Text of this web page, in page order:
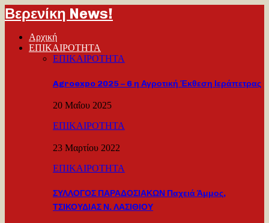
Βερενίκη News!
Αρχική
ΕΠΙΚΑΙΡΟΤΗΤΑ
ΕΠΙΚΑΙΡΟΤΗΤΑ
Agroexpo 2025 – 6 η Αγροτική Έκθεση Ιεράπετρας
20 Μαΐου 2025
ΕΠΙΚΑΙΡΟΤΗΤΑ
23 Μαρτίου 2022
ΕΠΙΚΑΙΡΟΤΗΤΑ
ΣΥΛΛΟΓΟΣ ΠΑΡΑΔΟΣΙΑΚΩΝ Παχειά Άμμος,
ΤΣΙΚΟΥΔΙΑΣ Ν. ΛΑΣΙΘΙΟΥ